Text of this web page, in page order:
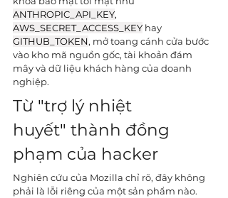
ANTHROPIC_API_KEY,
AWS_SECRET_ACCESS_KEY hay
GITHUB_TOKEN, mở toang cánh cửa bước
vào kho mã nguồn gốc, tài khoản đám
mây và dữ liệu khách hàng của doanh
nghiệp.
Từ "trợ lý nhiệt
huyết" thành đồng
phạm của hacker
Nghiên cứu của Mozilla chỉ rõ, đây không
phải là lỗi riêng của một sản phẩm nào.